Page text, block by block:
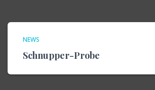
NEWS
Schnupper-Probe